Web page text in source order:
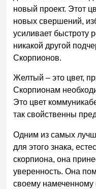
новый проект. Этот
новых свершений,
усиливает быстроту
никакой другой
Скорпионов.
Желтый – это цвет,
Скорпионам
Это цвет
так свойственны
Одним из самых
для этого знака,
скорпиона, она
уверенность. Она
своему намеченному